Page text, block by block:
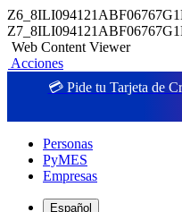
Web Content Viewer
Acciones
💳 Pide tu Tarjeta de
Personas
PyMES
Empresas
Español